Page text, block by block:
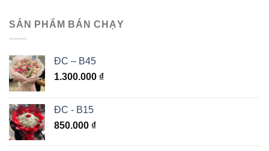
SẢN PHẨM BÁN CHẠY
ĐC – B45
1.300.000 ₫
ĐC - B15
850.000 ₫